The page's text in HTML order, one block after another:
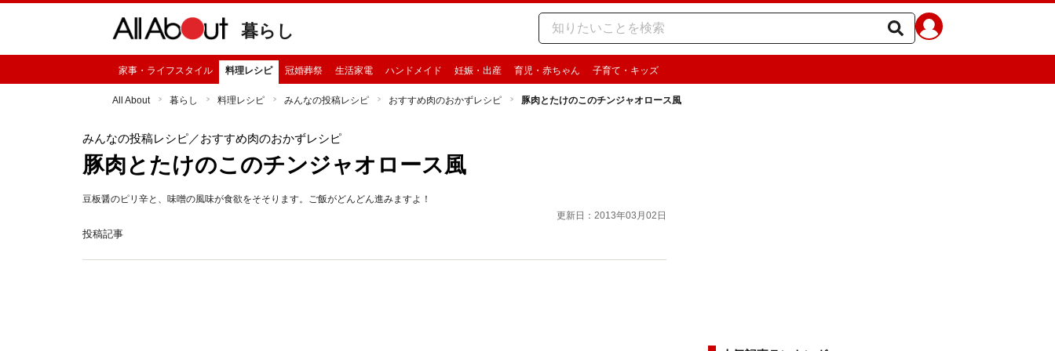
暮らし
家事・ライフスタイル 料理レシピ 冠婚葬祭 生活家電 ハンドメイド 妊娠・出産 育児・赤ちゃん 子育て・キッズ
All About 暮らし 料理レシピ みんなの投稿レシピ おすすめ肉のおかずレシピ 豚肉とたけのこのチンジャオロース風
みんなの投稿レシピ／おすすめ肉のおかずレシピ
豚肉とたけのこのチンジャオロース風
豆板醤のピリ辛と、味噌の風味が食欲をそそります。ご飯がどんどん進みますよ！
更新日：2013年03月02日
投稿記事